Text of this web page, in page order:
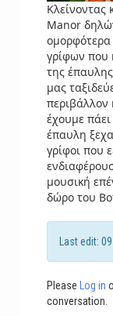
Κλείνοντας
Manor
ομορφότερα
γρίφων που
της
μας
έχουμε πάει
έπαυλη
γρίφοι που
μουσική
δώρο του
Last edit:
Please Log in
conversation.